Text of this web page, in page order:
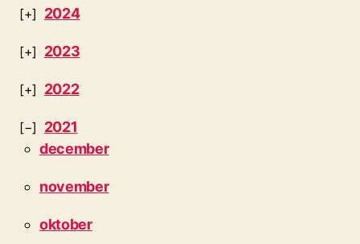
2024
2023
2022
2021
december
november
oktober